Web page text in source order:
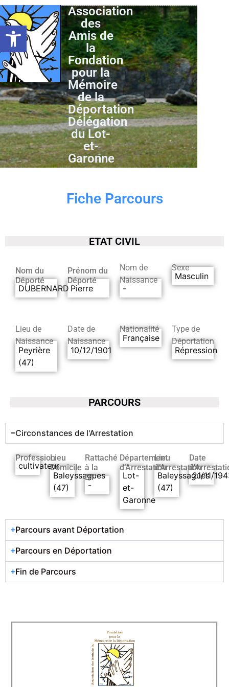
Ouvrir la barre d’outils
Association
des
Amis de
la
Fondation
pour la
Mémoire
de la
Déportation
Délégation
du Lot-
et-
Garonne
Fiche Parcours
ETAT CIVIL
Nom du
Déporté
DUBERNARD
Prénom du
Déporté
Pierre
Nom de
Naissance
-
Sexe
Masculin
Lieu de
Naissance
Peyrière
(47)
Date de
Naissance
10/12/1901
Nationalité
Française
Type de
Déportation
Répression
PARCOURS
Circonstances de l'Arrestation
Profession
cultivateur
Lieu
Domicile
Baleyssagues
(47)
Rattaché
à la
DT
-
Département
d’Arrestation
Lot-
et-
Garonne
Lieu
d’Arrestation
Baleyssagues
(47)
Date
21/11/
Parcours avant Déportation
Parcours en Déportation
Fin de Parcours